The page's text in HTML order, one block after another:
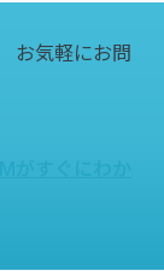
お気軽にお問